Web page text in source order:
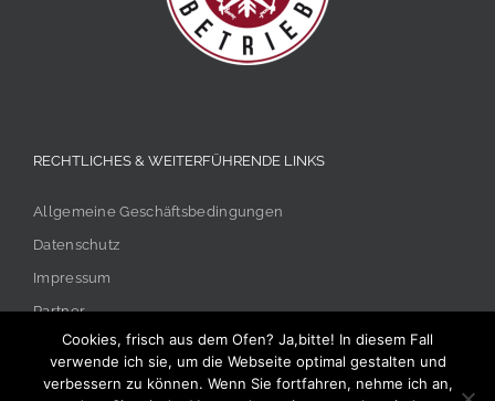
RECHTLICHES & WEITERFÜHRENDE LINKS
Allgemeine Geschäftsbedingungen
Datenschutz
Impressum
Partner
Cookies, frisch aus dem Ofen? Ja,bitte! In diesem Fall
verwende ich sie, um die Webseite optimal gestalten und
verbessern zu können. Wenn Sie fortfahren, nehme ich an,